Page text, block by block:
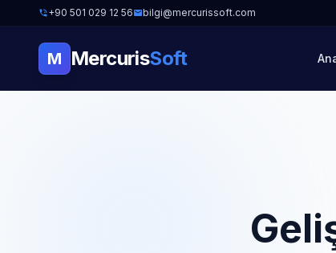
+90 501 029 12 56 bilgi@mercurissoft.com
M MercurisSoft